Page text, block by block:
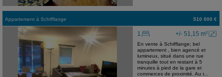
Appartement à Schifflange 510 000 €
+/- 51,15 m²
1
En vente à Schifflange; bel
appartement , bien agencé et
lumineux, situé dans une rue
tranquille tout en restant à 5
minutes à pied de la gare et
commerces de proximité. Au r...